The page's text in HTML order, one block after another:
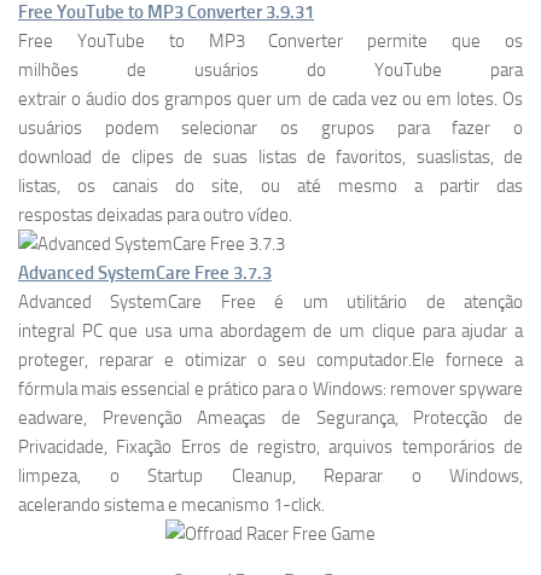
Free YouTube to MP3 Converter 3.9.31
Free YouTube to MP3 Converter permite que os
milhões de usuários do YouTube para
extrair o áudio dos grampos quer um de cada vez ou em lotes. Os
usuários podem selecionar os grupos para fazer o
download de clipes de suas listas de favoritos, suaslistas, de
listas, os canais do site, ou até mesmo a partir das
respostas deixadas para outro vídeo.
Advanced SystemCare Free 3.7.3
Advanced SystemCare Free é um utilitário de atenção
integral PC que usa uma abordagem de um clique para ajudar a
proteger, reparar e otimizar o seu computador.Ele fornece a
fórmula mais essencial e prático para o Windows: remover spyware
eadware, Prevenção Ameaças de Segurança, Protecção de
Privacidade, Fixação Erros de registro, arquivos temporários de
limpeza, o Startup Cleanup, Reparar o Windows,
acelerando sistema e mecanismo 1-click.